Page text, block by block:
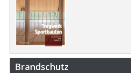
Brandschutz